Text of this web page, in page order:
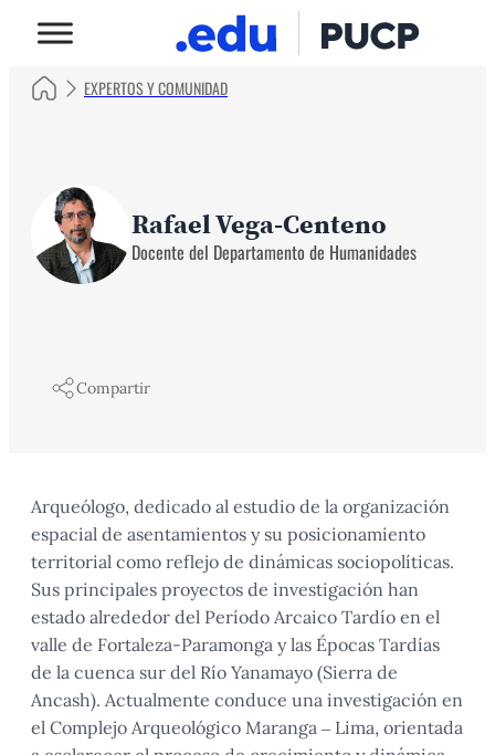
EXPERTOS Y COMUNIDAD
Rafael Vega-Centeno
Docente del Departamento de Humanidades
Compartir
Arqueólogo, dedicado al estudio de la organización
espacial de asentamientos y su posicionamiento
territorial como reflejo de dinámicas sociopolíticas.
Sus principales proyectos de investigación han
estado alrededor del Período Arcaico Tardío en el
valle de Fortaleza-Paramonga y las Épocas Tardías
de la cuenca sur del Río Yanamayo (Sierra de
Ancash). Actualmente conduce una investigación en
el Complejo Arqueológico Maranga – Lima, orientada